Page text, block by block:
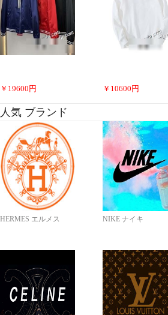
￥ 19600 円 ￥ 10600 円
人気 ブランド
HERMES エルメス NIKE ナイキ